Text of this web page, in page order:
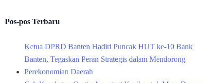
Pos-pos Terbaru
Ketua DPRD Banten Hadiri Puncak HUT ke-10 Bank
Banten, Tegaskan Peran Strategis dalam Mendorong
Perekonomian Daerah